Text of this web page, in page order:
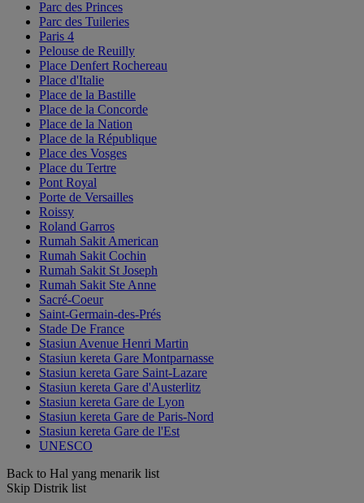
Parc des Princes
Parc des Tuileries
Paris 4
Pelouse de Reuilly
Place Denfert Rochereau
Place d'Italie
Place de la Bastille
Place de la Concorde
Place de la Nation
Place de la République
Place des Vosges
Place du Tertre
Pont Royal
Porte de Versailles
Roissy
Roland Garros
Rumah Sakit American
Rumah Sakit Cochin
Rumah Sakit St Joseph
Rumah Sakit Ste Anne
Sacré-Coeur
Saint-Germain-des-Prés
Stade De France
Stasiun Avenue Henri Martin
Stasiun kereta Gare Montparnasse
Stasiun kereta Gare Saint-Lazare
Stasiun kereta Gare d'Austerlitz
Stasiun kereta Gare de Lyon
Stasiun kereta Gare de Paris-Nord
Stasiun kereta Gare de l'Est
UNESCO
Back to Hal yang menarik list
Skip Distrik list